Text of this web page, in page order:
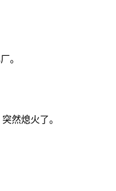
。
然熄火了。